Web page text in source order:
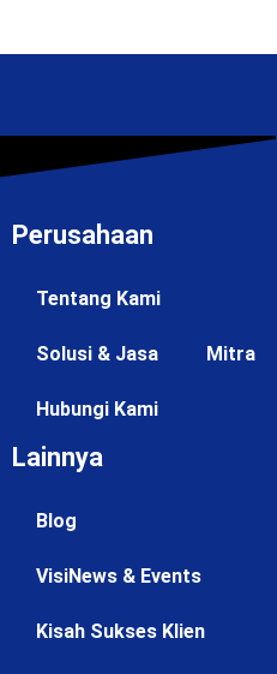
Perusahaan
Tentang Kami
Solusi & Jasa Mitra
Hubungi Kami
Lainnya
Blog
VisiNews & Events
Kisah Sukses Klien